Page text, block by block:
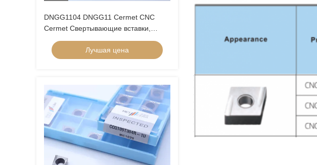
DNGG1104 DNGG11 Cermet CNC
Cermet Свертывающие вставки,
конечные вставки с C конечным
шифровальным прерывателем
Лучшая цена